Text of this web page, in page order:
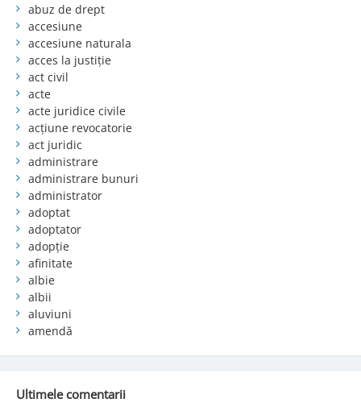
abuz de drept
accesiune
accesiune naturala
acces la justiție
act civil
acte
acte juridice civile
acțiune revocatorie
act juridic
administrare
administrare bunuri
administrator
adoptat
adoptator
adopție
afinitate
albie
albii
aluviuni
amendă
Ultimele comentarii